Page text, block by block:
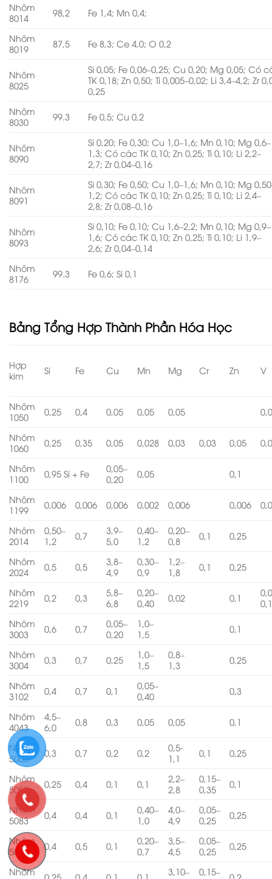
Nhôm
8014
98,2 Fe 1,4; Mn 0,4;
Nhôm
8019
87,5 Fe 8,3; Ce 4,0; O 0,2
Nhôm
8025
Si 0,05; Fe 0,06–0,25; Cu 0,20; Mg 0,05; Có
TK 0,18; Zn 0,50; Ti 0,005–0,02; Li 3,4–4,2; Zr
0,25
Nhôm
8030
99.3 Fe 0,5; Cu 0,2
Nhôm
8090
Si 0,20; Fe 0,30; Cu 1,0–1,6; Mn 0,10; Mg 0,6–
1,3; Có các TK 0,10; Zn 0,25; Ti 0,10; Li 2,2–
2,7; Zr 0,04–0,16
Nhôm
8091
Si 0,30; Fe 0,50; Cu 1,0–1,6; Mn 0,10; Mg
1,2; Có các TK 0,10; Zn 0,25; Ti 0,10; Li 2,4–
2,8; Zr 0,08–0,16
Nhôm
8093
Si 0,10; Fe 0,10; Cu 1,6–2,2; Mn 0,10; Mg 0,9–
1,6; Có các TK 0,10; Zn 0,25; Ti 0,10; Li 1,9–
2,6; Zr 0,04–0,14
Nhôm
8176
99.3 Fe 0,6; Si 0,1
Bảng Tổng Hợp Thành Phần Hóa Học
Hợp
kim
Si Fe Cu Mn Mg Cr Zn V
Nhôm
1050
0,25 0,4 0,05 0,05 0,05
Nhôm
1060
0,25 0,35 0,05 0,028 0,03 0,03 0,05
Nhôm
1100
0,95 Si + Fe
0,05–
0,20
0,05 0,1
Nhôm
1199
0,006 0,006 0,006 0,002 0,006 0,006
Nhôm
2014
0,50–
1,2
0,7
3,9–
5,0
0,40–
1,2
0,20–
0,8
0,1 0,25
Nhôm
2024
0,5 0,5
3,8–
4,9
0,30–
0,9
1,2–
1,8
0,1 0,25
Nhôm
2219
0,2 0,3
5,8–
6,8
0,20–
0,40
0,02 0,1
Nhôm
3003
0,6 0,7
0,05–
0,20
1,0–
1,5
0,1
Nhôm
3004
0,3 0,7 0,25
1,0–
1,5
0,8–
1,3
0,25
Nhôm
3102
0,4 0,7 0,1
0,05–
0,40
0,3
Nhôm
4043
4,5–
6,0
0,8 0,3 0,05 0,05 0,1
Nhôm
5005
0,3 0,7 0,2 0,2
0,5-
1,1
0,1 0,25
Nhôm
5052
0,25 0,4 0,1 0,1
2,2–
2,8
0,15–
0,35
0,1
Nhôm
5083
0,4 0,4 0,1
0,40–
1,0
4,0–
4,9
0,05–
0,25
0,25
Nhôm
5086
0,4 0,5 0,1
0,20–
0,7
3,5–
4,5
0,05–
0,25
0,25
Nhôm
0,25 0,4 0,1 0,1
3,10–
0,15–
0,2